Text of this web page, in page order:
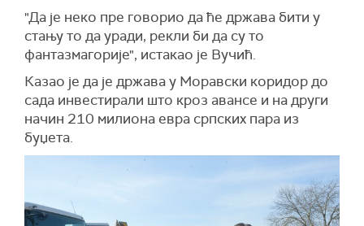
"Да је неко пре говорио да ће држава бити у
стању то да уради, рекли би да су то
фантазмагорије", истакао је Вучић.
Казао је да је држава у Моравски коридор до
сада инвестирали што кроз авансе и на други
начин 210 милиона евра српских пара из
буџета.